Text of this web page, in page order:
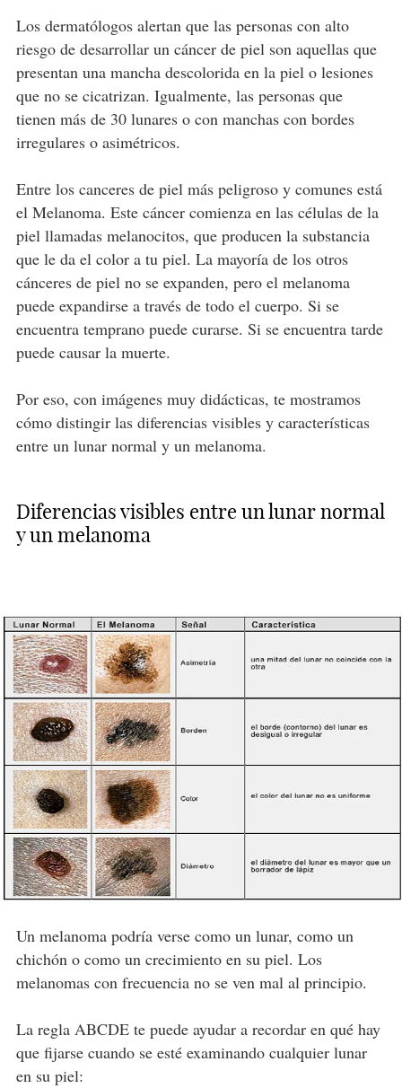
Los dermatólogos alertan que las personas con alto
riesgo de desarrollar un cáncer de piel son aquellas que
presentan una mancha descolorida en la piel o lesiones
que no se cicatrizan. Igualmente, las personas que
tienen más de 30 lunares o con manchas con bordes
irregulares o asimétricos.
Entre los canceres de piel más peligroso y comunes está
el Melanoma. Este cáncer comienza en las células de la
piel llamadas melanocitos, que producen la substancia
que le da el color a tu piel. La mayoría de los otros
cánceres de piel no se expanden, pero el melanoma
puede expandirse a través de todo el cuerpo. Si se
encuentra temprano puede curarse. Si se encuentra tarde
puede causar la muerte.
Por eso, con imágenes muy didácticas, te mostramos
cómo distingir las diferencias visibles y características
entre un lunar normal y un melanoma.
Diferencias visibles entre un lunar normal
y un melanoma
Un melanoma podría verse como un lunar, como un
chichón o como un crecimiento en su piel. Los
melanomas con frecuencia no se ven mal al principio.
La regla ABCDE te puede ayudar a recordar en qué hay
que fijarse cuando se esté examinando cualquier lunar
en su piel: